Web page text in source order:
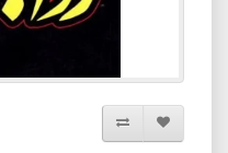
افزودن به لیست دلخواه
مقایسه این محصول